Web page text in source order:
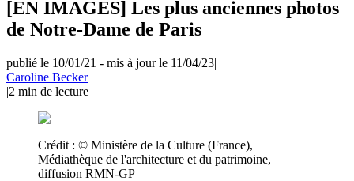
[EN IMAGES] Les plus anciennes photos
de Notre-Dame de Paris
publié le 10/01/21 - mis à jour le 11/04/23|
Caroline Becker
|2 min de lecture
Crédit : © Ministère de la Culture (France),
Médiathèque de l'architecture et du patrimoine,
diffusion RMN-GP